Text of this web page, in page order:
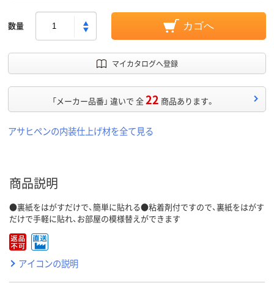
数量 カゴへ
マイカタログへ登録
「メーカー品番」 違いで 全22 商品あります。
アサヒペンの内装仕上げ材を全て見る
商品説明
●裏紙をはがすだけで、簡単に貼れる●粘着剤付ですので、裏紙をはがす
だけで手軽に貼れ、お部屋の模様替えができます
アイコンの説明